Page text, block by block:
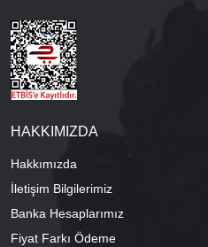
HAKKIMIZDA
Hakkımızda
İletişim Bilgilerimiz
Banka Hesaplarımız
Fiyat Farkı Ödeme